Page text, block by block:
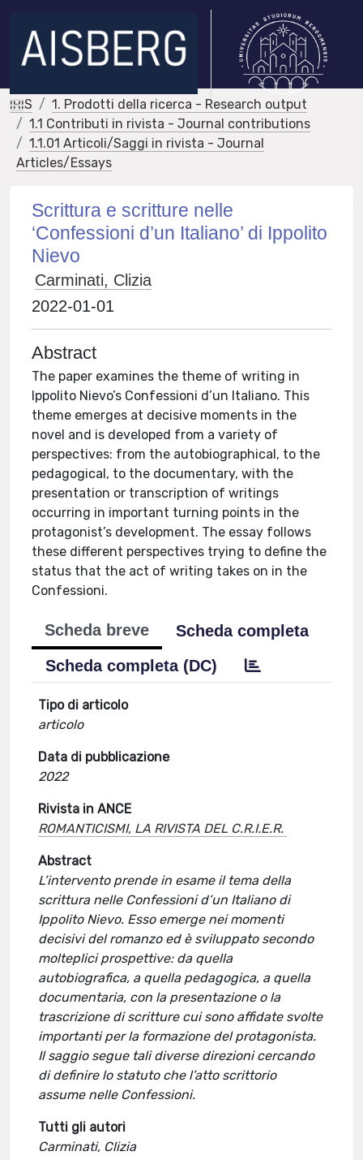
IRIS
1. Prodotti della ricerca - Research output
1.1 Contributi in rivista - Journal contributions
1.1.01 Articoli/Saggi in rivista - Journal
Articles/Essays
Scrittura e scritture nelle
‘Confessioni d’un Italiano’ di Ippolito
Nievo
Carminati, Clizia
2022-01-01
Abstract
The paper examines the theme of writing in
Ippolito Nievo’s Confessioni d’un Italiano. This
theme emerges at decisive moments in the
novel and is developed from a variety of
perspectives: from the autobiographical, to the
pedagogical, to the documentary, with the
presentation or transcription of writings
occurring in important turning points in the
protagonist’s development. The essay follows
these different perspectives trying to define the
status that the act of writing takes on in the
Confessioni.
Scheda breve
Scheda completa
Scheda completa (DC)
Tipo di articolo
articolo
Data di pubblicazione
2022
Rivista in ANCE
ROMANTICISMI, LA RIVISTA DEL C.R.I.E.R.
Abstract
L’intervento prende in esame il tema della
scrittura nelle Confessioni d’un Italiano di
Ippolito Nievo. Esso emerge nei momenti
decisivi del romanzo ed è sviluppato secondo
molteplici prospettive: da quella
autobiografica, a quella pedagogica, a quella
documentaria, con la presentazione o la
trascrizione di scritture cui sono affidate svolte
importanti per la formazione del protagonista.
Il saggio segue tali diverse direzioni cercando
di definire lo statuto che l’atto scrittorio
assume nelle Confessioni.
Tutti gli autori
Carminati, Clizia